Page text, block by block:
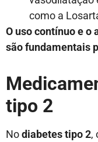
como a
O uso contínuo e
são fundamentais
tipo 2
Nodiabetes tipo 2,